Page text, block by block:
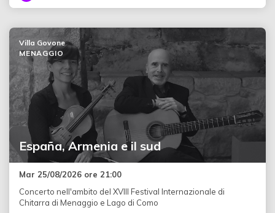
España, Armenia e il sud
Villa Govone
MENAGGIO
Mar 25/08/2026 ore 21:00
Concerto nell'ambito del XVIII Festival Internazionale di
Chitarra di Menaggio e Lago di Como